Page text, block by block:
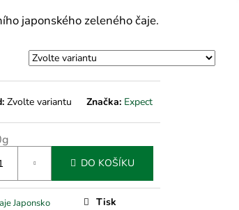
japonského zeleného čaje.
Zvolte variantu Značka: Expect
DO KOŠÍKU
Japonsko
Tisk